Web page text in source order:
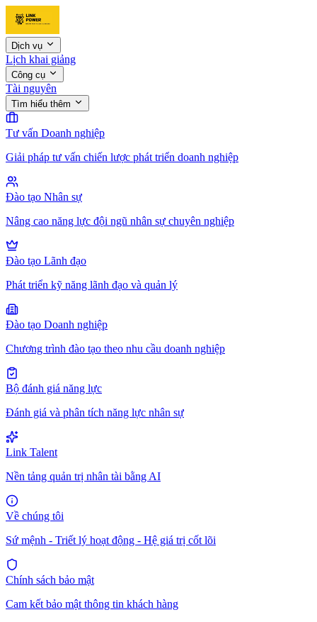
Dịch vụ
Lịch khai giảng
Công cụ
Tài nguyên
Tìm hiểu thêm
Tư vấn Doanh nghiệp
Giải pháp tư vấn chiến lược phát triển doanh nghiệp
Đào tạo Nhân sự
Nâng cao năng lực đội ngũ nhân sự chuyên nghiệp
Đào tạo Lãnh đạo
Phát triển kỹ năng lãnh đạo và quản lý
Đào tạo Doanh nghiệp
Chương trình đào tạo theo nhu cầu doanh nghiệp
Bộ đánh giá năng lực
Đánh giá và phân tích năng lực nhân sự
Link Talent
Nền tảng quản trị nhân tài bằng AI
Về chúng tôi
Sứ mệnh - Triết lý hoạt động - Hệ giá trị cốt lõi
Chính sách bảo mật
Cam kết bảo mật thông tin khách hàng